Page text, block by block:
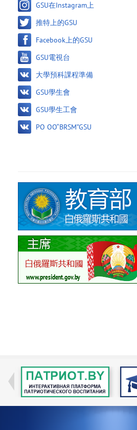
GSU在Instagram上
推特上的GSU
Facebook上的GSU
GSU電視台
大學預科課程準備
GSU學生會
GSU學生工會
PO OO“BRSM”GSU